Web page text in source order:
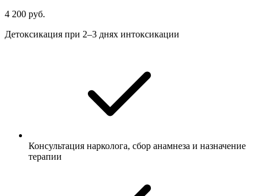
4 200 руб.
Детоксикация при 2–3 днях интоксикации
Консультация нарколога, сбор анамнеза и назначение
терапии